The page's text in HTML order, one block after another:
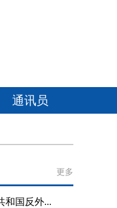
通讯员
更多
和国反外...